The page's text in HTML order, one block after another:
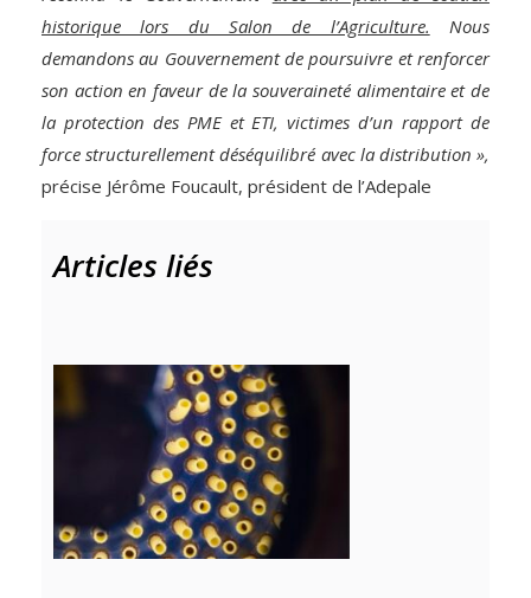
historique lors du Salon de l’Agriculture. Nous
demandons au Gouvernement de poursuivre et renforcer
son action en faveur de la souveraineté alimentaire et de
la protection des PME et ETI, victimes d’un rapport de
force structurellement déséquilibré avec la distribution »,
précise Jérôme Foucault, président de l’Adepale
Articles liés